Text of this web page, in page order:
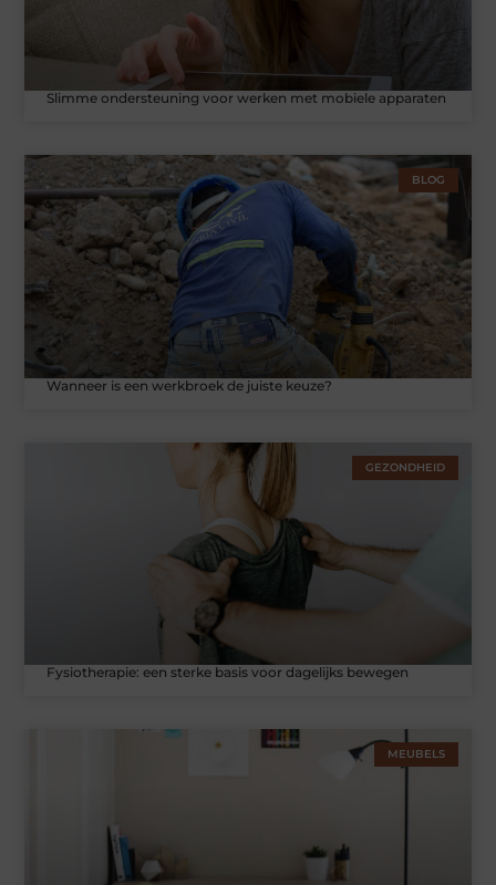
Slimme ondersteuning voor werken met mobiele apparaten
BLOG
Wanneer is een werkbroek de juiste keuze?
GEZONDHEID
Fysiotherapie: een sterke basis voor dagelijks bewegen
MEUBELS